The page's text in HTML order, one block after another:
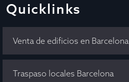
Quicklinks
Venta de edificios en Barcelona
Traspaso locales Barcelona